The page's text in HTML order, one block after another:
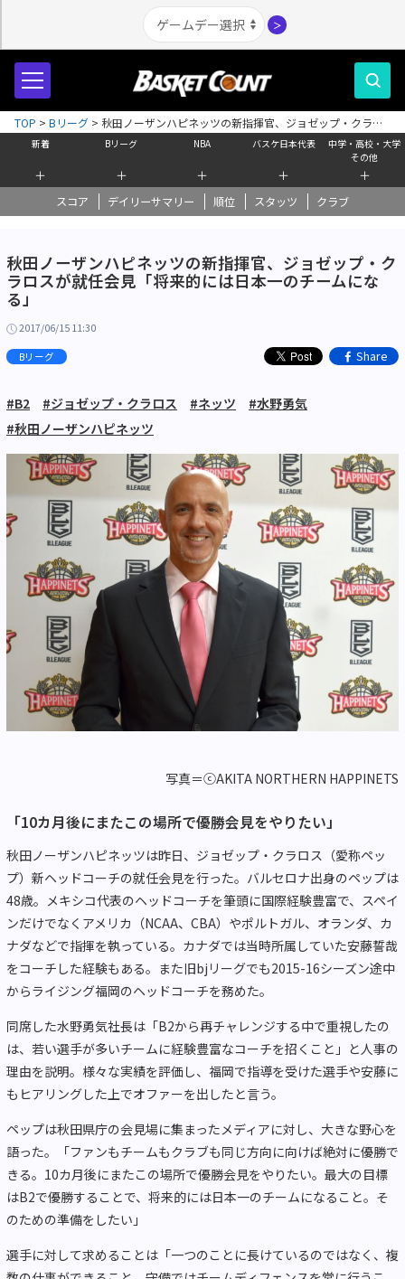
＞
新着
＋
Bリーグ
＋
NBA
＋
バスケ日本代表
＋
中学・高校・大学
その他
＋
スコア デイリーサマリー 順位 スタッツ クラブ
TOP > Bリーグ > 秋田ノーザンハピネッツの新指揮官、ジョゼップ・クラロ
スが就任会見「将来的には日本一のチームになる」
秋田ノーザンハピネッツの新指揮官、ジョゼップ・ク
ラロスが就任会見「将来的には日本一のチームにな
る」
2017/06/15 11:30
Bリーグ Share
#B2 #ジョゼップ・クラロス #ネッツ
#水野勇気
#秋田ノーザンハピネッツ
写真＝ⓒAKITA NORTHERN HAPPINETS
「10カ月後にまたこの場所で優勝会見をやりたい」
秋田ノーザンハピネッツは昨日、ジョゼップ・クラロス（愛称ペッ
プ）新ヘッドコーチの就任会見を行った。バルセロナ出身のペップは
48歳。メキシコ代表のヘッドコーチを筆頭に国際経験豊富で、スペイ
ンだけでなくアメリカ（NCAA、CBA）やポルトガル、オランダ、カ
ナダなどで指揮を執っている。カナダでは当時所属していた安藤誓哉
をコーチした経験もある。また旧bjリーグでも2015-16シーズン途中
からライジング福岡のヘッドコーチを務めた。
同席した水野勇気社長は「B2から再チャレンジする中で重視したの
は、若い選手が多いチームに経験豊富なコーチを招くこと」と人事の
理由を説明。様々な実績を評価し、福岡で指導を受けた選手や安藤に
もヒアリングした上でオファーを出したと言う。
ペップは秋田県庁の会見場に集まったメディアに対し、大きな野心を
語った。「ファンもチームもクラブも同じ方向に向けば絶対に優勝で
きる。10カ月後にまたこの場所で優勝会見をやりたい。最大の目標
はB2で優勝することで、将来的には日本一のチームになること。そ
のための準備をしたい」
選手に対して求めることは「一つのことに長けているのではなく、複